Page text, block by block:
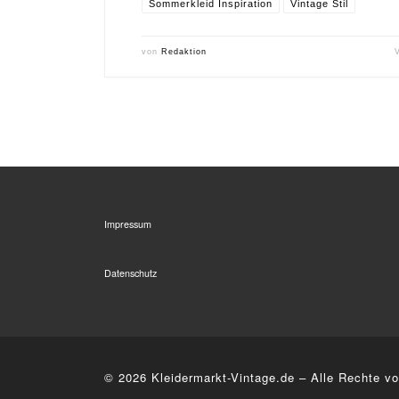
Sommerkleid Inspiration Vintage Stil
von Redaktion
Impressum
Datenschutz
© 2026 Kleidermarkt-Vintage.de – Alle Rechte